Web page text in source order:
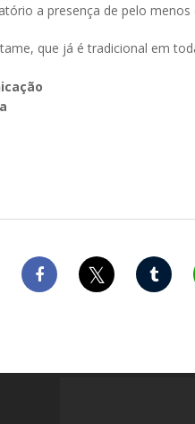
a presença de pelo
que já é tradicional em
𝕏